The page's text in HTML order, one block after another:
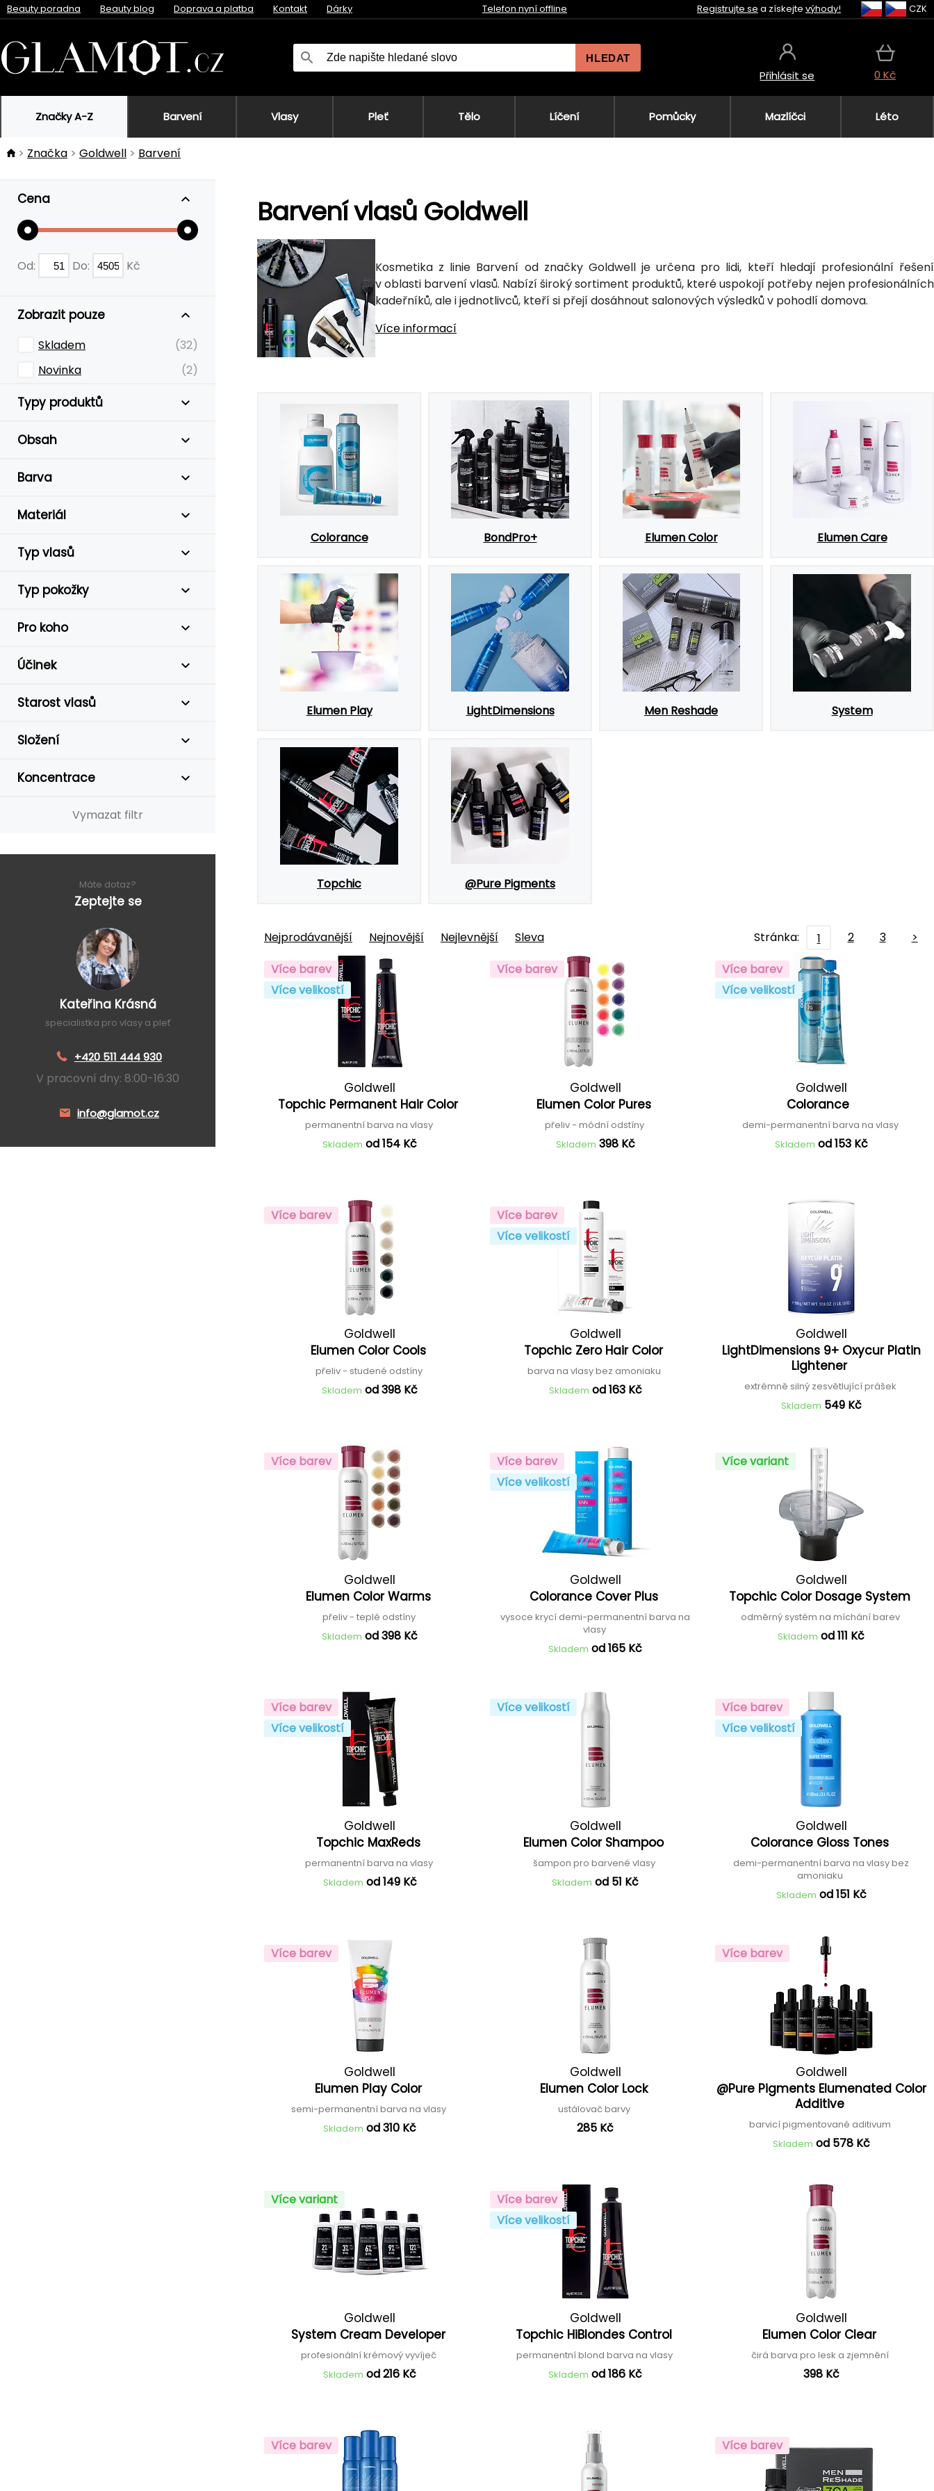
Beauty poradna Beauty blog Doprava a platba Kontakt Dárky Telefon nyní offline Registrujte se a získejte výhody! CZK
HLEDAT
Přihlásit se 0 Kč
Značky A-Z Barvení Vlasy Pleť Tělo Líčení Pomůcky Mazlíčci Léto
Značka Goldwell Barvení
Cena
Od: Do: Kč
Zobrazit pouze
Skladem
(32)
Novinka
(2)
Typy produktů
Obsah
Barva
Materiál
Typ vlasů
Typ pokožky
Pro koho
Účinek
Starost vlasů
Složení
Koncentrace
Vymazat filtr
Máte dotaz?
Zeptejte se
Kateřina Krásná
specialistka pro vlasy a pleť
+420 511 444 930
V pracovní dny: 8:00-16:30
info@glamot.cz
Barvení vlasů Goldwell
Kosmetika z linie Barvení od značky Goldwell je určena pro lidi, kteří hledají profesionální řešení
v oblasti barvení vlasů. Nabízí široký sortiment produktů, které uspokojí potřeby nejen profesionálních
kadeřníků, ale i jednotlivců, kteří si přejí dosáhnout salonových výsledků v pohodlí domova.
Více informací
Colorance BondPro+ Elumen Color Elumen Care
Elumen Play LightDimensions Men Reshade System
Topchic @Pure Pigments
Nejprodávanější Nejnovější Nejlevnější Sleva Stránka: 1 2 3
>
Více barev
Více velikostí
Goldwell
Topchic Permanent Hair Color
permanentní barva na vlasy
Skladem od 154 Kč
Více barev
Goldwell
Elumen Color Pures
přeliv - módní odstíny
Skladem 398 Kč
Více barev
Více velikostí
Goldwell
Colorance
demi-permanentní barva na vlasy
Skladem od 153 Kč
Více barev
Goldwell
Elumen Color Cools
přeliv - studené odstíny
Skladem od 398 Kč
Více barev
Více velikostí
Goldwell
Topchic Zero Hair Color
barva na vlasy bez amoniaku
Skladem od 163 Kč
Goldwell
LightDimensions 9+ Oxycur Platin
Lightener
extrémně silný zesvětlující prášek
Skladem 549 Kč
Více barev
Goldwell
Elumen Color Warms
přeliv - teplé odstíny
Skladem od 398 Kč
Více barev
Více velikostí
Goldwell
Colorance Cover Plus
vysoce krycí demi-permanentní barva na
vlasy
Skladem od 165 Kč
Více variant
Goldwell
Topchic Color Dosage System
odměrný systém na míchání barev
Skladem od 111 Kč
Více barev
Více velikostí
Goldwell
Topchic MaxReds
permanentní barva na vlasy
Skladem od 149 Kč
Více velikostí
Goldwell
Elumen Color Shampoo
šampon pro barvené vlasy
Skladem od 51 Kč
Více barev
Více velikostí
Goldwell
Colorance Gloss Tones
demi-permanentní barva na vlasy bez
amoniaku
Skladem od 151 Kč
Více barev
Goldwell
Elumen Play Color
semi-permanentní barva na vlasy
Skladem od 310 Kč
Goldwell
Elumen Color Lock
ustálovač barvy
285 Kč
Více barev
Goldwell
@Pure Pigments Elumenated Color
Additive
barvicí pigmentované aditivum
Skladem od 578 Kč
Více variant
Goldwell
System Cream Developer
profesionální krémový vyvíječ
Skladem od 216 Kč
Více barev
Více velikostí
Goldwell
Topchic HiBlondes Control
permanentní blond barva na vlasy
Skladem od 186 Kč
Goldwell
Elumen Color Clear
čirá barva pro lesk a zjemnění
398 Kč
Více barev Více barev